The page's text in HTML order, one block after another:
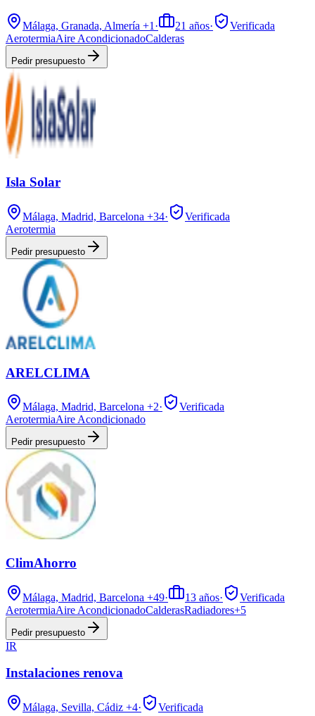
Málaga, Granada, Almería +1 · 21 años·
Verificada
AerotermiaAire AcondicionadoCalderas
Pedir presupuesto
Isla Solar
Málaga, Madrid, Barcelona +34·
Verificada
Aerotermia
Pedir presupuesto
ARELCLIMA
Málaga, Madrid, Barcelona +2·
Verificada
AerotermiaAire Acondicionado
Pedir presupuesto
ClimAhorro
Málaga, Madrid, Barcelona +49· 13 años·
Verificada
AerotermiaAire AcondicionadoCalderasRadiadores+5
Pedir presupuesto
IR
Instalaciones renova
Málaga, Sevilla, Cádiz +4·
Verificada